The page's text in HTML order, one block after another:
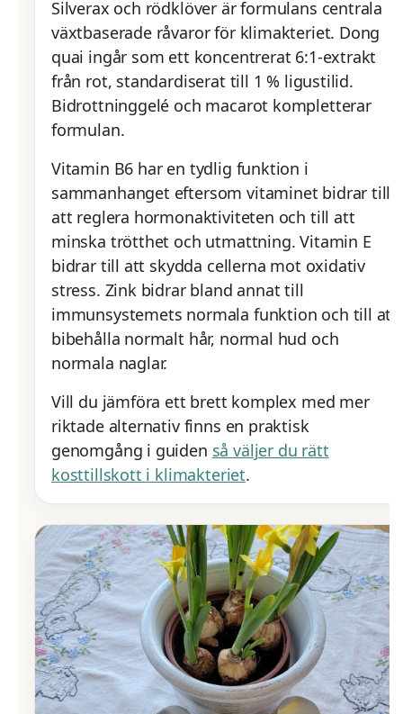
Silverax och rödklöver är formulans centrala
växtbaserade råvaror för klimakteriet. Dong
quai ingår som ett koncentrerat 6:1-extrakt
från rot, standardiserat till 1 % ligustilid.
Bidrottninggelé och macarot kompletterar
formulan.
Vitamin B6 har en tydlig funktion i
sammanhanget eftersom vitaminet bidrar till
att reglera hormonaktiviteten och till att
minska trötthet och utmattning. Vitamin E
bidrar till att skydda cellerna mot oxidativ
stress. Zink bidrar bland annat till
immunsystemets normala funktion och till att
bibehålla normalt hår, normal hud och
normala naglar.
Vill du jämföra ett brett komplex med mer
riktade alternativ finns en praktisk
genomgång i guiden så väljer du rätt
kosttillskott i klimakteriet.